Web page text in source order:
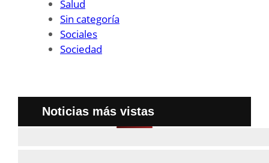
Salud
Sin categoría
Sociales
Sociedad
Noticias más vistas